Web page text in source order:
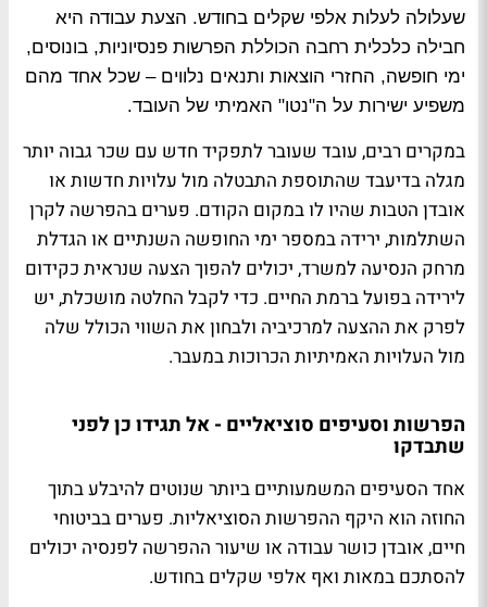
שעלולה לעלות אלפי שקלים בחודש. הצעת עבודה היא
חבילה כלכלית רחבה הכוללת הפרשות פנסיוניות, בונוסים,
ימי חופשה, החזרי הוצאות ותנאים נלווים – שכל אחד מהם
משפיע ישירות על ה"נטו" האמיתי של העובד.
במקרים רבים, עובד שעובר לתפקיד חדש עם שכר גבוה יותר
מגלה בדיעבד שהתוספת התבטלה מול עלויות חדשות או
אובדן הטבות שהיו לו במקום הקודם. פערים בהפרשה לקרן
השתלמות, ירידה במספר ימי החופשה השנתיים או הגדלת
מרחק הנסיעה למשרד, יכולים להפוך הצעה שנראית כקידום
לירידה בפועל ברמת החיים. כדי לקבל החלטה מושכלת, יש
לפרק את ההצעה למרכיביה ולבחון את השווי הכולל שלה
מול העלויות האמיתיות הכרוכות במעבר.
הפרשות וסעיפים סוציאליים - אל תגידו כן לפני
שתבדקו
אחד הסעיפים המשמעותיים ביותר שנוטים להיבלע בתוך
החוזה הוא היקף ההפרשות הסוציאליות. פערים בביטוחי
חיים, אובדן כושר עבודה או שיעור ההפרשה לפנסיה יכולים
להסתכם במאות ואף אלפי שקלים בחודש.